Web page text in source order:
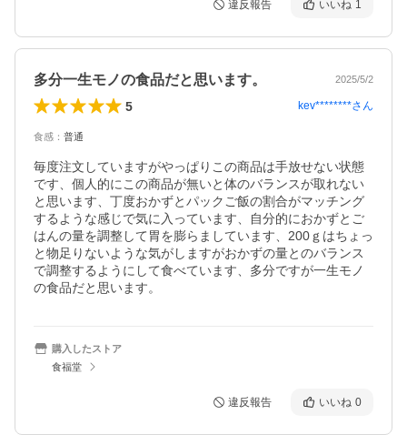
違反報告 いいね 1
多分一生モノの食品だと思います。 2025/5/2
5 kev********さん
食感 ： 普通
毎度注文していますがやっぱりこの商品は手放せない状態
です、個人的にこの商品が無いと体のバランスが取れない
と思います、丁度おかずとパックご飯の割合がマッチング
するような感じで気に入っています、自分的におかずとご
はんの量を調整して胃を膨らましています、200ｇはちょっ
と物足りないような気がしますがおかずの量とのバランス
で調整するようにして食べています、多分ですが一生モノ
の食品だと思います。
購入したストア
食福堂
違反報告 いいね 0